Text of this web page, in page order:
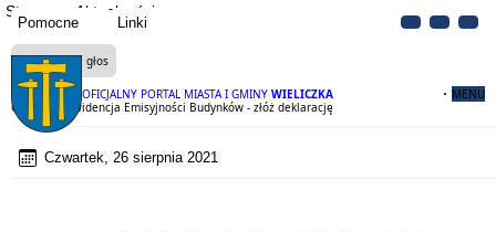
Pomocne Linki
OFICJALNY PORTAL MIASTA I GMINY WIELICZKA MENU
Strona Aktualności
Czytaj na głos
Centralna Ewidencja Emisyjności Budynków - złóż deklarację
Czwartek, 26 sierpnia 2021